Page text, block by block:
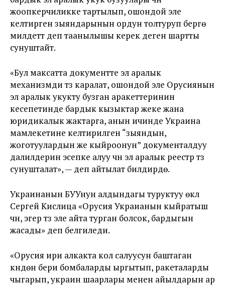
жоопкерчиликке тартылып, ошондой эле
келтирген зыяндарынын ордун толтуруп берүүгө
милдеттүү деп таанылышы керек деген шартты
сунуштайт.
«Бул максатта документте эл аралык
механизмди түзүү каралат, ошондой эле Орусиянын
эл аралык укукту бузган аракеттеринин
кесепетинде бардык кызыктар жеке жана
юридикалык жактарга, анын ичинде Украина
мамлекетине келтирилген “зыяндын,
жоготуулардын же кыйроонун” документалдуу
далилдерин эсепке алуу үчүн эл аралык реестр түзүү
сунушталат», — деп айтылат билдирүүдө.
Украинанын БУУнун алдындагы туруктуу өкүлү
Сергей Кислица «Орусия Украианын кыйратыш
үчүн, эгер түз эле айта турган болсок, бардыгын
жасады» деп белгиледи.
«Орусия ири алкакта кол салуусун баштаган
күндөн бери бомбаларды ыргытып, ракеталарды
чыгарып, украин шаарлары менен айылдарын ар